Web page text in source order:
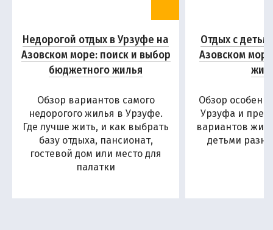
Недорогой отдых в Урзуфе на
Азовском море: поиск и выбор
бюджетного жилья
Обзор вариантов самого
недорогого жилья в Урзуфе.
Где лучше жить, и как выбрать
базу отдыха, пансионат,
гостевой дом или место для
палатки
Отдых с
Азовском
Обзор
Урзуфа и
вариантов
детьми